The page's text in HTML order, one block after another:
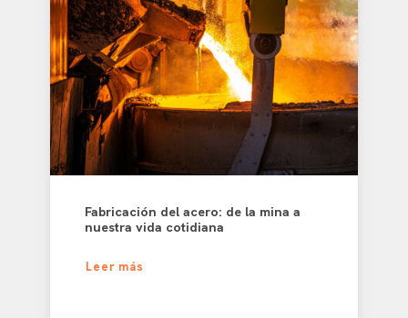
Fabricación del acero: de la mina a
nuestra vida cotidiana
Leer más